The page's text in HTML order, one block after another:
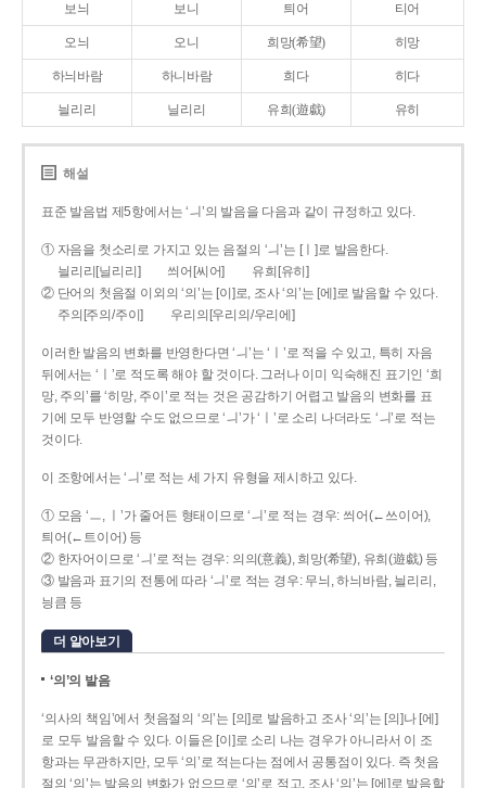
보늬 보니 틔어 티어
오늬 오니 희망(希望) 히망
하늬바람 하니바람 희다 히다
늴리리 닐리리 유희(遊戱) 유히
해설
표준 발음법 제5항에서는 ‘ㅢ’의 발음을 다음과 같이 규정하고 있다.
① 자음을 첫소리로 가지고 있는 음절의 ‘ㅢ’는 [ㅣ]로 발음한다.
늴리리[닐리리]
씌어[씨어]
유희[유히]
② 단어의 첫음절 이외의 ‘의’는 [이]로, 조사 ‘의’는 [에]로 발음할 수 있다.
주의[주의/주이]
우리의[우리의/우리에]
이러한 발음의 변화를 반영한다면 ‘ㅢ’는 ‘ㅣ’로 적을 수 있고, 특히 자음
뒤에서는 ‘ㅣ’로 적도록 해야 할 것이다. 그러나 이미 익숙해진 표기인 ‘희
망, 주의’를 ‘히망, 주이’로 적는 것은 공감하기 어렵고 발음의 변화를 표
기에 모두 반영할 수도 없으므로 ‘ㅢ’가 ‘ㅣ’로 소리 나더라도 ‘ㅢ’로 적는
것이다.
이 조항에서는 ‘ㅢ’로 적는 세 가지 유형을 제시하고 있다.
① 모음 ‘ㅡ, ㅣ’가 줄어든 형태이므로 ‘ㅢ’로 적는 경우: 씌어(←쓰이어),
틔어(←트이어) 등
② 한자어이므로 ‘ㅢ’로 적는 경우: 의의(意義), 희망(希望), 유희(遊戱) 등
③ 발음과 표기의 전통에 따라 ‘ㅢ’로 적는 경우: 무늬, 하늬바람, 늴리리,
닁큼 등
더 알아보기
‘의’의 발음
‘의사의 책임’에서 첫음절의 ‘의’는 [의]로 발음하고 조사 ‘의’는 [의]나 [에]
로 모두 발음할 수 있다. 이들은 [이]로 소리 나는 경우가 아니라서 이 조
항과는 무관하지만, 모두 ‘의’로 적는다는 점에서 공통점이 있다. 즉 첫음
절의 ‘의’는 발음의 변화가 없으므로 ‘의’로 적고, 조사 ‘의’는 [에]로 발음할